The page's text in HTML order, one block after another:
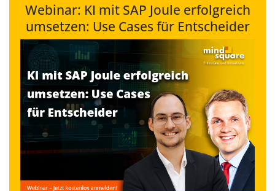
Webinar: KI mit SAP Joule erfolgreich
umsetzen: Use Cases für Entscheider